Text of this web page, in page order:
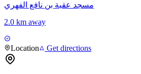
مسجد عقبة بن نافع الفهري
2.0 km away
Location Get directions